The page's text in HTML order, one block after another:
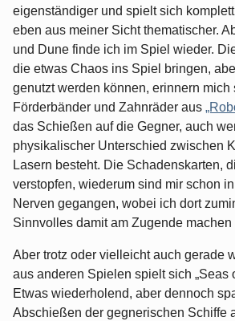
eigenständiger und spielt sich
eben aus meiner Sicht thematischer.
und Dune finde ich im Spiel wieder.
die etwas Chaos ins Spiel bringen,
genutzt werden können, erinnern mich
Förderbänder und Zahnräder aus
das Schießen auf die Gegner, auch
physikalischer Unterschied zwischen
Lasern besteht. Die Schadenskarten,
verstopfen, wiederum sind mir schon in
Nerven gegangen, wobei ich dort
Sinnvolles damit am Zugende machen
Aber trotz oder vielleicht auch gerade
aus anderen Spielen spielt sich „Seas
Etwas wiederholend, aber dennoch
Abschießen der gegnerischen Schiffe